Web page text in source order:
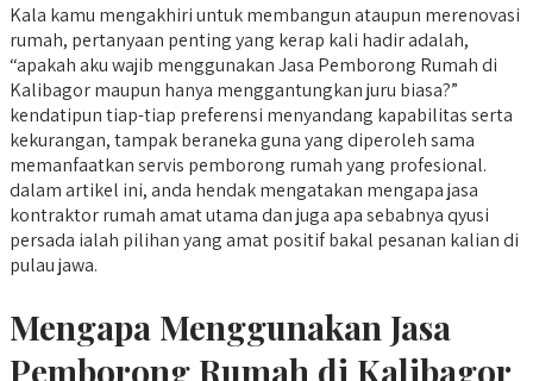
Kala kamu mengakhiri untuk membangun ataupun merenovasi
rumah, pertanyaan penting yang kerap kali hadir adalah,
“apakah aku wajib menggunakan Jasa Pemborong Rumah di
Kalibagor maupun hanya menggantungkan juru biasa?”
kendatipun tiap-tiap preferensi menyandang kapabilitas serta
kekurangan, tampak beraneka guna yang diperoleh sama
memanfaatkan servis pemborong rumah yang profesional.
dalam artikel ini, anda hendak mengatakan mengapa jasa
kontraktor rumah amat utama dan juga apa sebabnya qyusi
persada ialah pilihan yang amat positif bakal pesanan kalian di
pulau jawa.
Mengapa Menggunakan Jasa
Pemborong Rumah di Kalibagor